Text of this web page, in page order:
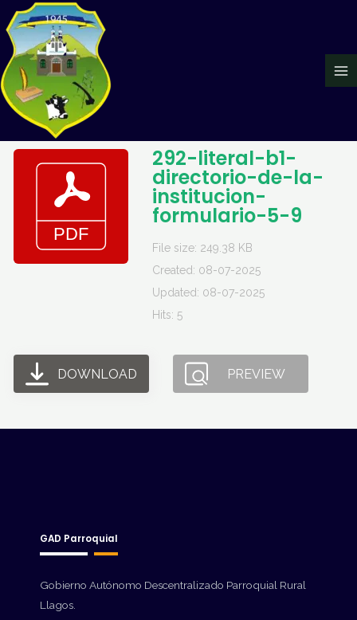
al
contenido
292-literal-b1-
directorio-de-la-
institucion-
formulario-5-9
File size: 249.38 KB
Created: 08-07-2025
Updated: 08-07-2025
Hits: 5
DOWNLOAD PREVIEW
GAD Parroquial
Gobierno Autónomo Descentralizado Parroquial Rural
Llagos.